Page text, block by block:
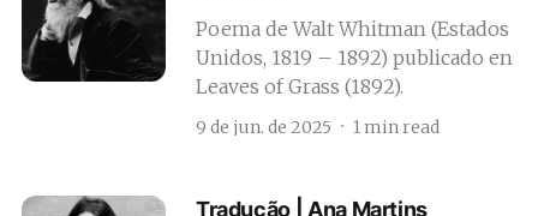
Poema de Walt Whitman (Estados
Unidos, 1819 – 1892) publicado en
Leaves of Grass (1892).
9 de jun. de 2025 1 min read
Tradução | Ana Martins